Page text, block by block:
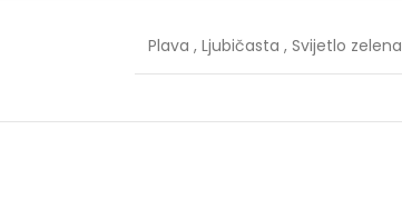
Plava , Ljubičasta , Svijetlo zelena